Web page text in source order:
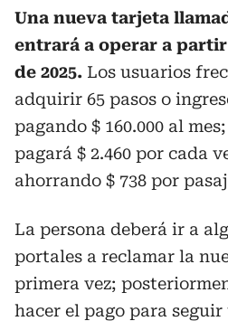
Una nueva tarjeta
entrará a operar a partir
de 2025. Los usuarios
adquirir 65 pasos o
pagando $ 160.000 al
pagará $ 2.460 por cada
ahorrando $ 738 por
La persona deberá ir a
portales a reclamar la
primera vez;
hacer el pago para seguir